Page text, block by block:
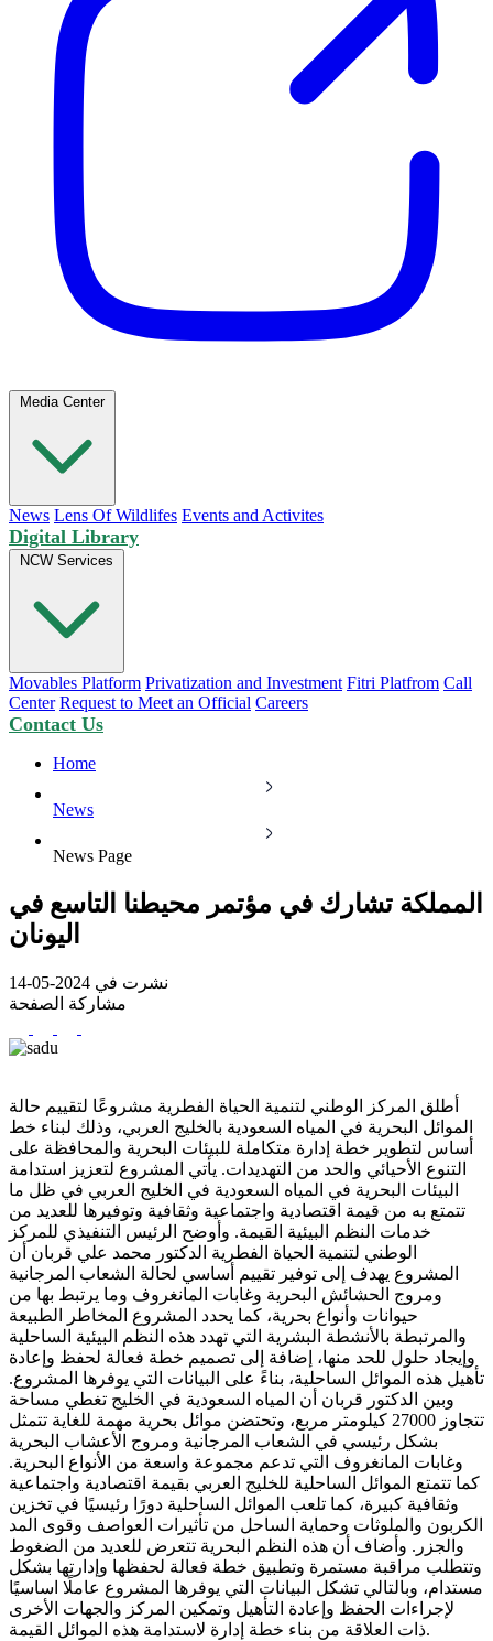
Media Center
News Lens Of Wildlifes Events and Activites
Digital Library
NCW Services
Movables Platform Privatization and Investment Fitri Platfrom Call
Center Request to Meet an Official Careers
Contact Us
Home
News
News Page
المملكة تشارك في مؤتمر محيطنا التاسع في
اليونان
نشرت في 2024-05-14
مشاركة الصفحة
أطلق المركز الوطني لتنمية الحياة الفطرية مشروعًا لتقييم حالة
الموائل البحرية في المياه السعودية بالخليج العربي، وذلك لبناء خط
أساس لتطوير خطة إدارة متكاملة للبيئات البحرية والمحافظة على
التنوع الأحيائي والحد من التهديدات. يأتي المشروع لتعزيز استدامة
البيئات البحرية في المياه السعودية في الخليج العربي في ظل ما
تتمتع به من قيمة اقتصادية واجتماعية وثقافية وتوفيرها للعديد من
خدمات النظم البيئية القيمة. وأوضح الرئيس التنفيذي للمركز
الوطني لتنمية الحياة الفطرية الدكتور محمد علي قربان أن
المشروع يهدف إلى توفير تقييم أساسي لحالة الشعاب المرجانية
ومروج الحشائش البحرية وغابات المانغروف وما يرتبط بها من
حيوانات وأنواع بحرية، كما يحدد المشروع المخاطر الطبيعة
والمرتبطة بالأنشطة البشرية التي تهدد هذه النظم البيئية الساحلية
وإيجاد حلول للحد منها، إضافة إلى تصميم خطة فعالة لحفظ وإعادة
تأهيل هذه الموائل الساحلية، بناءً على البيانات التي يوفرها المشروع.
وبين الدكتور قربان أن المياه السعودية في الخليج تغطي مساحة
تتجاوز 27000 كيلومتر مربع، وتحتضن موائل بحرية مهمة للغاية تتمثل
بشكل رئيسي في الشعاب المرجانية ومروج الأعشاب البحرية
وغابات المانغروف التي تدعم مجموعة واسعة من الأنواع البحرية.
كما تتمتع الموائل الساحلية للخليج العربي بقيمة اقتصادية واجتماعية
وثقافية كبيرة، كما تلعب الموائل الساحلية دورًا رئيسيًا في تخزين
الكربون والملوثات وحماية الساحل من تأثيرات العواصف وقوى المد
والجزر. وأضاف أن هذه النظم البحرية تتعرض للعديد من الضغوط
وتتطلب مراقبة مستمرة وتطبيق خطة فعالة لحفظها وإدارتها بشكل
مستدام، وبالتالي تشكل البيانات التي يوفرها المشروع عاملًا اساسيًا
لإجراءات الحفظ وإعادة التأهيل وتمكين المركز والجهات الأخرى
ذات العلاقة من بناء خطة إدارة لاستدامة هذه الموائل القيمة.